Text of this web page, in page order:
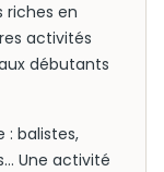
riches en
activités
débutants
: balistes,
Une activité